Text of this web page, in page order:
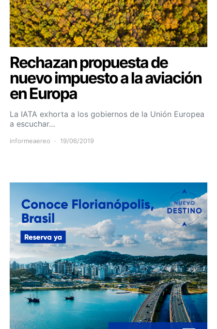
Rechazan propuesta de
nuevo impuesto a la aviación
en Europa
La IATA exhorta a los gobiernos de la Unión Europea
a escuchar…
informeaereo 19/06/2019